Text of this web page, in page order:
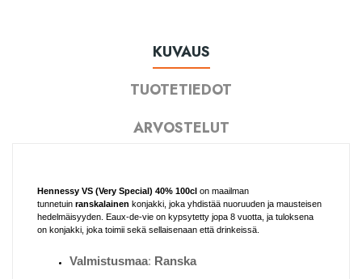
KUVAUS
TUOTETIEDOT
ARVOSTELUT
Hennessy VS (Very Special) 40% 100cl on maailman
tunnetuin ranskalainen konjakki, joka yhdistää nuoruuden ja mausteisen
hedelmäisyyden. Eaux-de-vie on kypsytetty jopa 8 vuotta, ja tuloksena
on konjakki, joka toimii sekä sellaisenaan että drinkeissä.
Valmistusmaa: Ranska